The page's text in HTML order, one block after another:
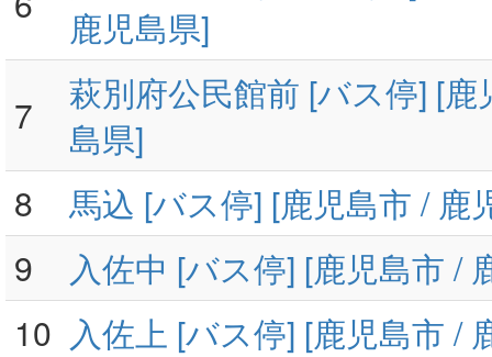
鹿児島県]
7
萩別府公民館前 [バス停] [鹿
島県]
8
馬込 [バス停] [鹿児島市 / 鹿
9
入佐中 [バス停] [鹿児島市 /
10 入佐上 [バス停] [鹿児島市 /